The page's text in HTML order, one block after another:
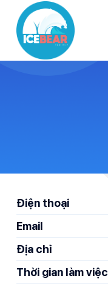
Chuyển
Điện thoại
Email
Địa chỉ
Thời gian làm việc